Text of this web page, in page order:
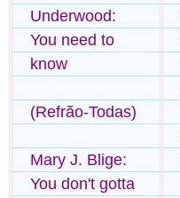
Underwood:
You need to
know
(Refrão-Todas)
Mary J. Blige:
You don't gotta